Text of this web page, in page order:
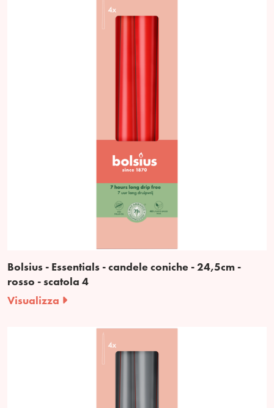
Bolsius - Essentials - candele coniche - 24,5cm -
rosso - scatola 4
Visualizza